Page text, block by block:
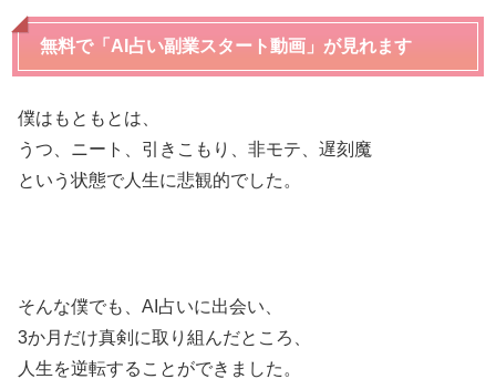
無料で「AI占い副業スタート動画」が見れます
僕はもともとは、
うつ、ニート、引きこもり、非モテ、遅刻魔
という状態で人生に悲観的でした。
そんな僕でも、AI占いに出会い、
3か月だけ真剣に取り組んだところ、
人生を逆転することができました。